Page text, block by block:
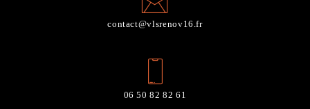
contact@vlsrenov16.fr
06 50 82 82 61